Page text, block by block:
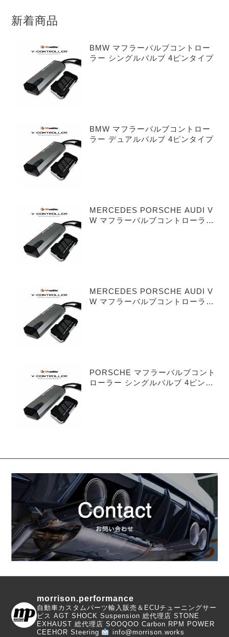
新着商品
BMW マフラーバルブコントロー
ラー シングルバルブ 4ピンタイプ
BMW マフラーバルブコントロー
ラー デュアルバルブ 4ピンタイプ
MERCEDES PORSCHE AUDI V
W マフラーバルブコントローラー
MERCEDES PORSCHE AUDI V
W マフラーバルブコントローラー
PORSCHE マフラーバルブコント
ローラー シングルバルブ 4ピンタ
morrison.performance
自動車カスタムパーツ輸入販売＆ECUチューニングサー
ビス AGT SHOCK Suspension 総代理店 STONE
EXHAUST 総代理店 SOOQOO Carbon RPM POWER
CEEHOR Steering
info@morrison.works